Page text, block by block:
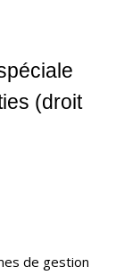
(droit
de gestion